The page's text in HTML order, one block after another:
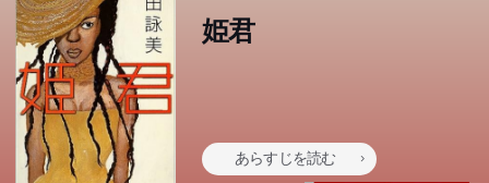
姫君
あらすじを読む